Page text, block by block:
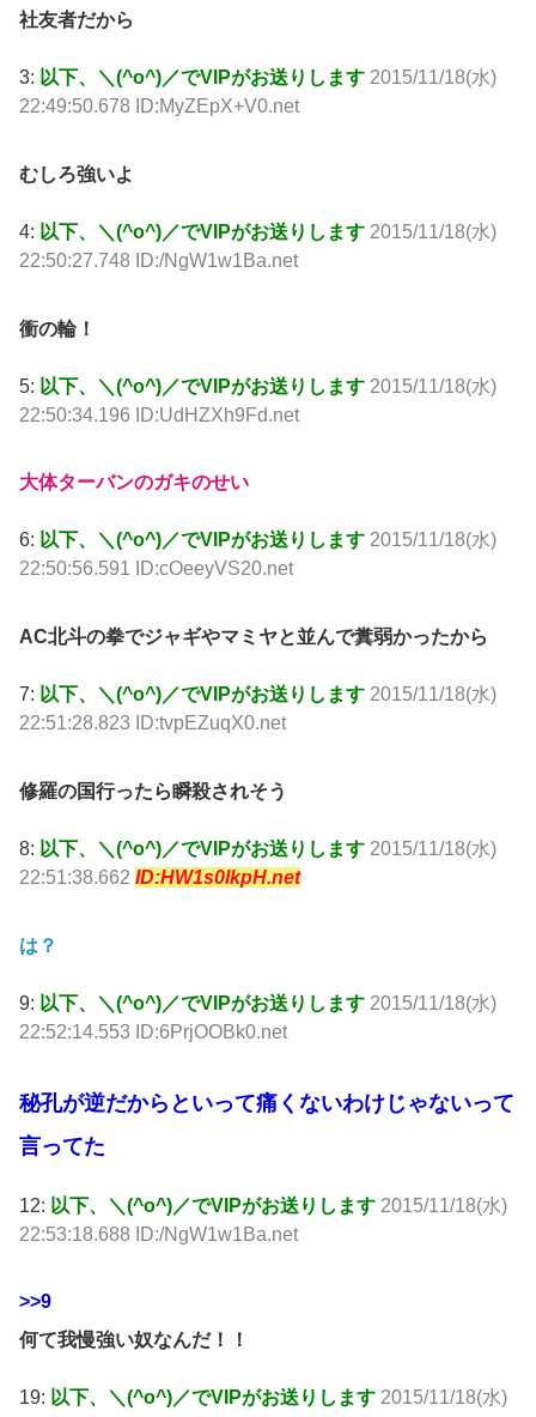
社友者だから
3: 以下、＼(^o^)／でVIPがお送りします 2015/11/18(水)
22:49:50.678 ID:MyZEpX+V0.net
むしろ強いよ
4: 以下、＼(^o^)／でVIPがお送りします 2015/11/18(水)
22:50:27.748 ID:/NgW1w1Ba.net
衝の輪！
5: 以下、＼(^o^)／でVIPがお送りします 2015/11/18(水)
22:50:34.196 ID:UdHZXh9Fd.net
大体ターバンのガキのせい
6: 以下、＼(^o^)／でVIPがお送りします 2015/11/18(水)
22:50:56.591 ID:cOeeyVS20.net
AC北斗の拳でジャギやマミヤと並んで糞弱かったから
7: 以下、＼(^o^)／でVIPがお送りします 2015/11/18(水)
22:51:28.823 ID:tvpEZuqX0.net
修羅の国行ったら瞬殺されそう
8: 以下、＼(^o^)／でVIPがお送りします 2015/11/18(水)
22:51:38.662 ID:HW1s0IkpH.net
は？
9: 以下、＼(^o^)／でVIPがお送りします 2015/11/18(水)
22:52:14.553 ID:6PrjOOBk0.net
秘孔が逆だからといって痛くないわけじゃないって
言ってた
12: 以下、＼(^o^)／でVIPがお送りします 2015/11/18(水)
22:53:18.688 ID:/NgW1w1Ba.net
>>9
何て我慢強い奴なんだ！！
19: 以下、＼(^o^)／でVIPがお送りします 2015/11/18(水)